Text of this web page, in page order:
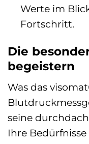
Werte im
Fortschritt.
Die
begeistern
Was das
seine
Ihre